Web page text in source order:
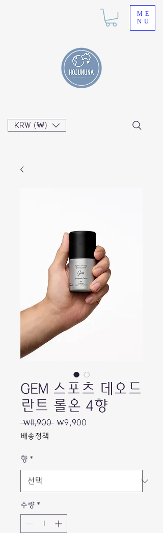
ME
NU
KRW (₩)
GEM 스포츠 데오드
란트 롤온 4향
₩11,900 일₩9,900
배송정책
향 *
수량 *